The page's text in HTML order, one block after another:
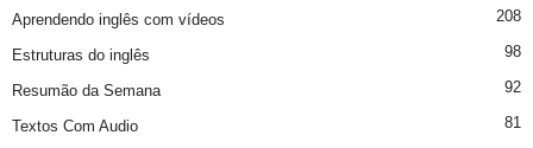
Aprendendo inglês com vídeos 208
Estruturas do inglês 98
Resumão da Semana 92
Textos Com Audio 81